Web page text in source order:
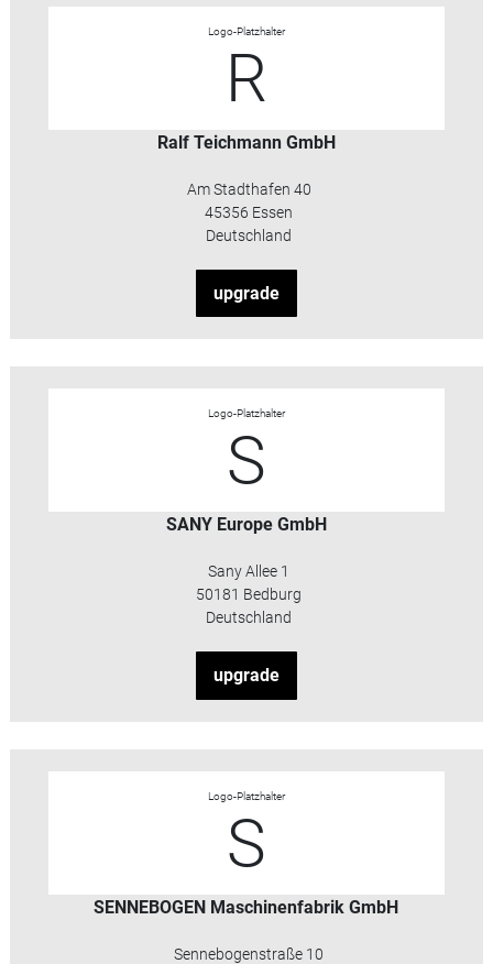
Logo-Platzhalter
R
Ralf Teichmann GmbH
Am Stadthafen 40
45356 Essen
Deutschland
upgrade
Logo-Platzhalter
S
SANY Europe GmbH
Sany Allee 1
50181 Bedburg
Deutschland
upgrade
Logo-Platzhalter
S
SENNEBOGEN Maschinenfabrik GmbH
Sennebogenstraße 10